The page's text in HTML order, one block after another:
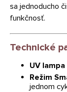
sa jednoducho
funkčnosť.
Technické
UV lampa
Režim
jednom